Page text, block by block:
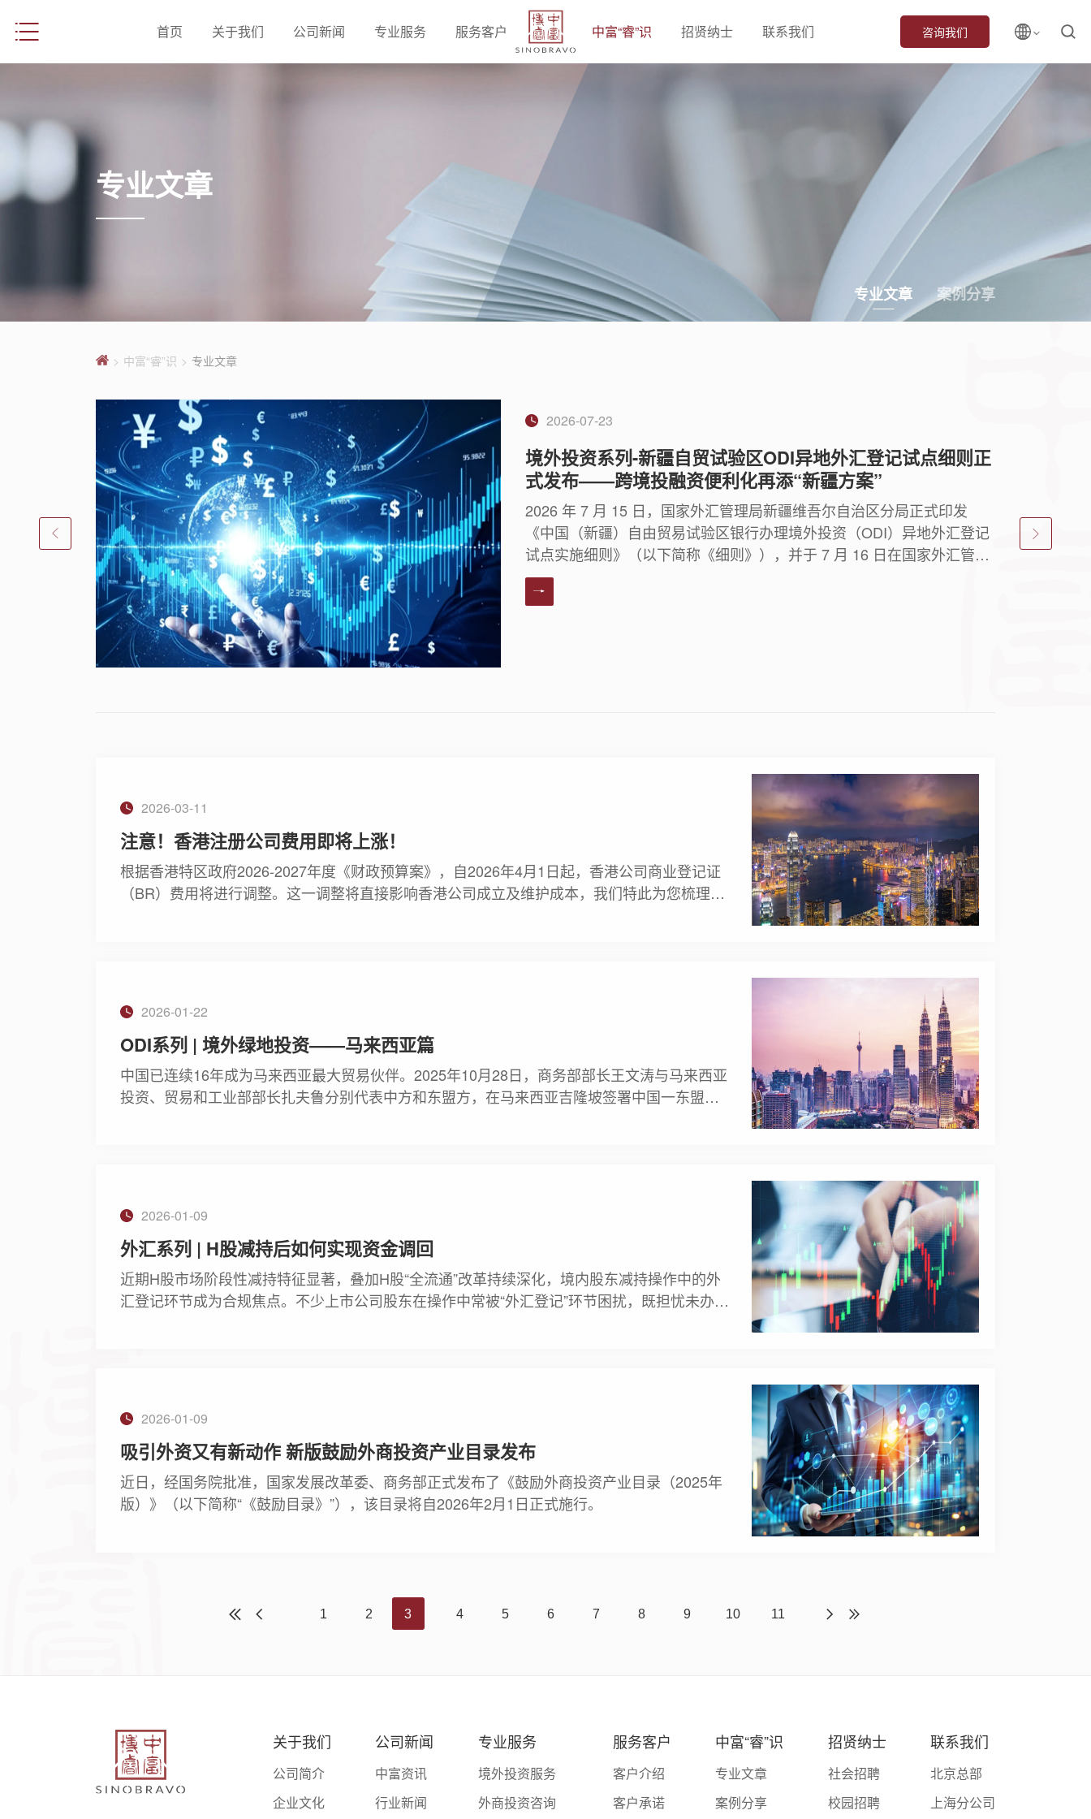
首页 关于我们 公司新闻 专业服务 服务客户 中富“睿”识 招贤纳士 联系我们 咨询我们
专业文章
专业文章 案例分享
> 中富“睿”识 > 专业文章
效降低
进我国
2026-07-23
境外投资系列-新疆自贸试验区ODI异地外汇登记试点细则正
式发布——跨境投融资便利化再添“新疆方案”
2026 年 7 月 15 日，国家外汇管理局新疆维吾尔自治区分局正式印发
《中国（新疆）自由贸易试验区银行办理境外投资（ODI）异地外汇登记
试点实施细则》（以下简称《细则》），并于 7 月 16 日在国家外汇管理
局官网、新疆分局官方平台全文对外公示，标志着全国独一份的 ODI 异
地外汇登记改革试点在新疆自贸试验区全面落地实施。本次试点经国家外
2026-03-11
注意！香港注册公司费用即将上涨！
根据香港特区政府2026-2027年度《财政预算案》，自2026年4月1日起，香港公司商业登记证
（BR）费用将进行调整。这一调整将直接影响香港公司成立及维护成本，我们特此为您梳理要
2026-01-22
ODI系列 | 境外绿地投资——马来西亚篇
中国已连续16年成为马来西亚最大贸易伙伴。2025年10月28日，商务部部长王文涛与马来西亚
投资、贸易和工业部部长扎夫鲁分别代表中方和东盟方，在马来西亚吉隆坡签署中国一东盟自
2026-01-09
外汇系列 | H股减持后如何实现资金调回
近期H股市场阶段性减持特征显著，叠加H股“全流通”改革持续深化，境内股东减持操作中的外
汇登记环节成为合规焦点。不少上市公司股东在操作中常被“外汇登记”环节困扰，既担忧未办理
2026-01-09
吸引外资又有新动作 新版鼓励外商投资产业目录发布
近日，经国务院批准，国家发展改革委、商务部正式发布了《鼓励外商投资产业目录（2025年
版）》（以下简称“《鼓励目录》”），该目录将自2026年2月1日正式施行。
1 2 3 4 5 6 7 8 9 10 11
关于我们
公司简介
企业文化
公司新闻
中富资讯
行业新闻
专业服务
境外投资服务
外商投资咨询
服务客户
客户介绍
客户承诺
中富“睿”识
专业文章
案例分享
招贤纳士
社会招聘
校园招聘
联系我们
北京总部
上海分公司